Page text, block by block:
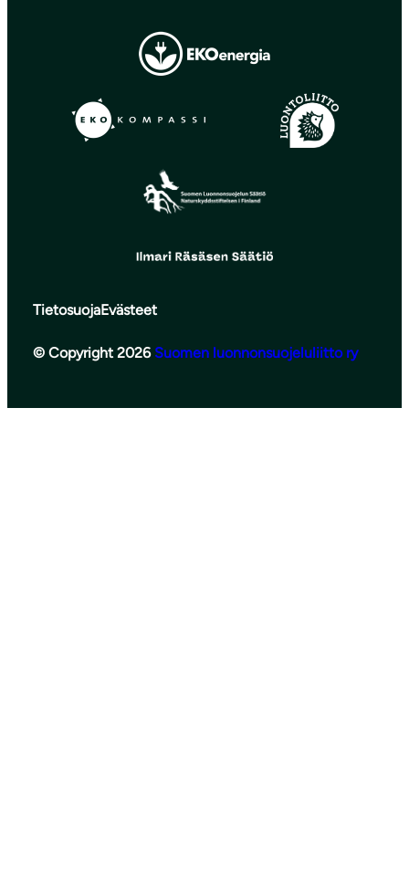
TietosuojaEvästeet
© Copyright 2026 Suomen luonnonsuojeluliitto ry